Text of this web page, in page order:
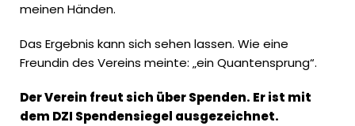
meinen Händen.
Das Ergebnis kann sich sehen lassen. Wie eine
Freundin des Vereins meinte: „ein Quantensprung“.
Der Verein freut sich über Spenden. Er ist mit
dem DZI Spendensiegel ausgezeichnet.